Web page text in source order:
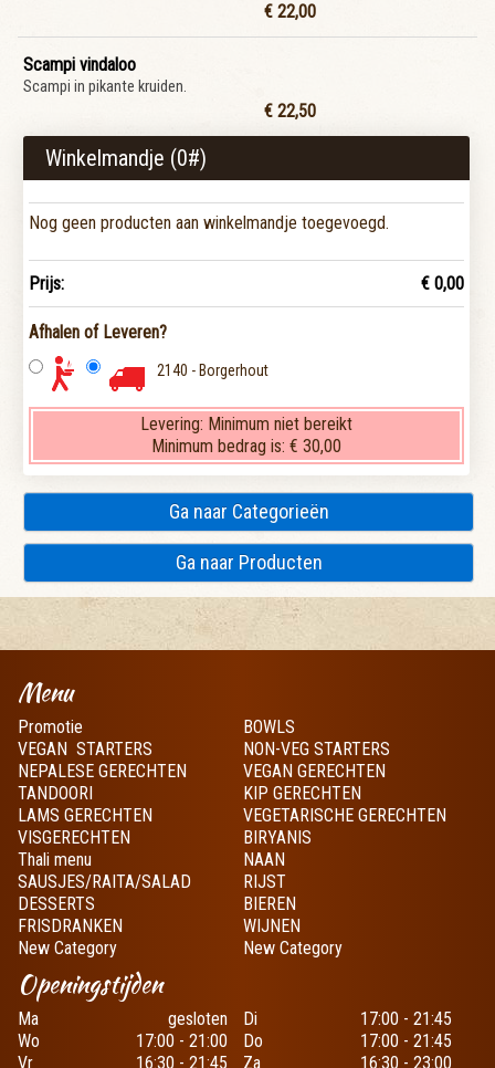
€ 22,00
Scampi vindaloo
Scampi in pikante kruiden.
€ 22,50
Winkelmandje (0#)
Nog geen producten aan winkelmandje toegevoegd.
Prijs: € 0,00
Afhalen of Leveren?
2140 - Borgerhout
Levering: Minimum niet bereikt
Minimum bedrag is: € 30,00
Ga naar Categorieën
Ga naar Producten
Menu
Promotie
BOWLS
VEGAN STARTERS
NON-VEG STARTERS
NEPALESE GERECHTEN
VEGAN GERECHTEN
TANDOORI
KIP GERECHTEN
LAMS GERECHTEN
VEGETARISCHE GERECHTEN
VISGERECHTEN
BIRYANIS
Thali menu
NAAN
SAUSJES/RAITA/SALAD
RIJST
DESSERTS
BIEREN
FRISDRANKEN
WIJNEN
New Category
New Category
Openingstijden
Ma gesloten Di
17:00 - 21:45
Wo
17:00 - 21:00 Do
17:00 - 21:45
Vr
16:30 - 21:45 Za 16:30 - 23:00